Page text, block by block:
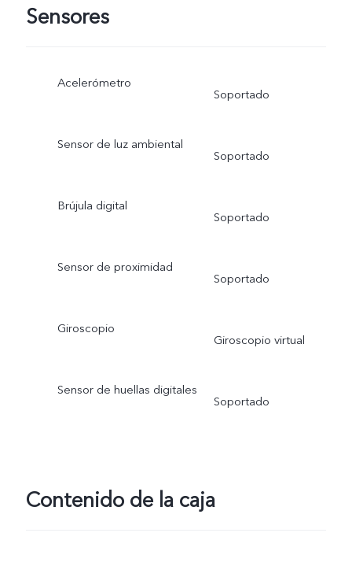
Sensores
Acelerómetro
Soportado
Sensor de luz ambiental
Soportado
Brújula digital
Soportado
Sensor de proximidad
Soportado
Giroscopio
Giroscopio virtual
Sensor de huellas digitales
Soportado
Contenido de la caja